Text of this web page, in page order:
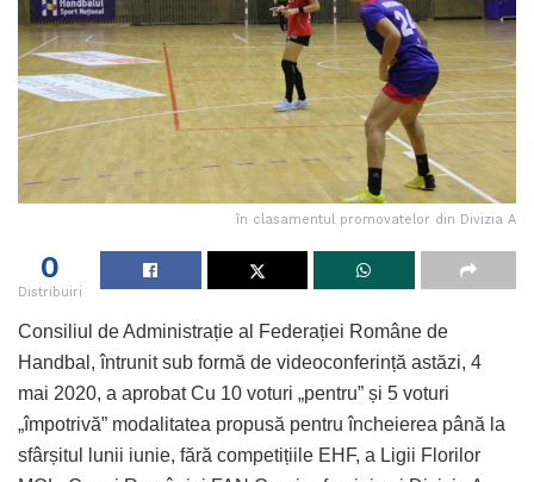
în clasamentul promovatelor din Divizia A
0
Distribuiri
Consiliul de Administrație al Federației Române de
Handbal, întrunit sub formă de videoconferință astăzi, 4
mai 2020, a aprobat Cu 10 voturi „pentru” și 5 voturi
„împotrivă” modalitatea propusă pentru încheierea până la
sfârșitul lunii iunie, fără competițiile EHF, a Ligii Florilor